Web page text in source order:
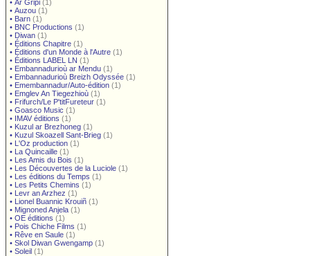
• Ar Gripi (1)
• Auzou (1)
• Barn (1)
• BNC Productions (1)
• Diwan (1)
• Éditions Chapitre (1)
• Éditions d'un Monde à l'Autre (1)
• Éditions LABEL LN (1)
• Embannadurioù ar Mendu (1)
• Embannadurioù Breizh Odyssée (1)
• Emembannadur/Auto-édition (1)
• Emglev An Tiegezhioù (1)
• Frifurch/Le P'titFureteur (1)
• Goasco Music (1)
• IMAV éditions (1)
• Kuzul ar Brezhoneg (1)
• Kuzul Skoazell Sant-Brieg (1)
• L'Oz production (1)
• La Quincaille (1)
• Les Amis du Bois (1)
• Les Découvertes de la Luciole (1)
• Les éditions du Temps (1)
• Les Petits Chemins (1)
• Levr an Arzhez (1)
• Lionel Buannic Krouiñ (1)
• Mignoned Anjela (1)
• OE éditions (1)
• Pois Chiche Films (1)
• Rêve en Saule (1)
• Skol Diwan Gwengamp (1)
• Soleil (1)